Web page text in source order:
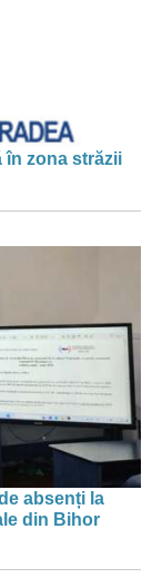
în zona străzii
absenți la
din Bihor